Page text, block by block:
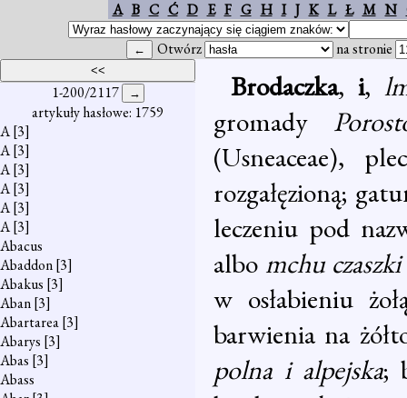
A B C Ć D E F G H I J K L Ł M N
Otwórz na stronie
1-200/2117
artykuły hasłowe: 1759
A[3]
A[3]
A[3]
A[3]
A[3]
A[3]
Abacus
Abaddon[3]
Abakus [3]
Aban[3]
Abartarea[3]
Abarys [3]
Abas [3]
Abass
Brodaczka,i,
gromady
(Usneaceae),
rozgałęzioną;
leczeniu pod
albo mchu
w osłabieniu
barwienia na
polna i alpejska;